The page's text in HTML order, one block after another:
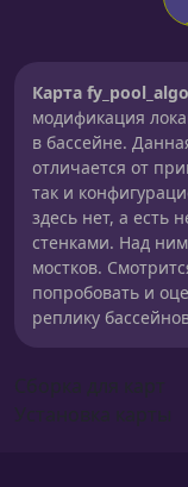
Карта
модификация
в бассейне.
отличается от
так и
здесь нет, а есть
стенками. Над
мостков.
попробовать и
реплику